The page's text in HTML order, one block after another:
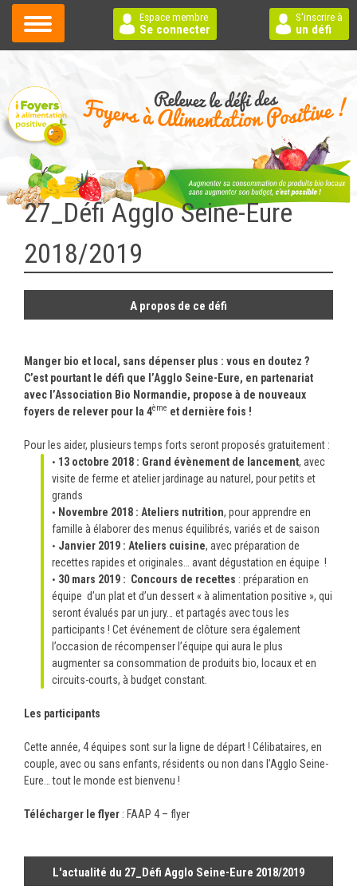
Espace membre
Se connecter
S'inscrire à
un défi
27_Défi Agglo Seine-Eure
2018/2019
A propos de ce défi
Manger bio et local, sans dépenser plus : vous en doutez ?
C’est pourtant le défi que l’Agglo Seine-Eure, en partenariat
avec l’Association Bio Normandie, propose à de nouveaux
foyers de relever pour la 4ème et dernière fois !
Pour les aider, plusieurs temps forts seront proposés gratuitement :
13 octobre 2018 : Grand évènement de lancement, avec
visite de ferme et atelier jardinage au naturel, pour petits et
grands
Novembre 2018 : Ateliers nutrition, pour apprendre en
famille à élaborer des menus équilibrés, variés et de saison
Janvier 2019 : Ateliers cuisine, avec préparation de
recettes rapides et originales… avant dégustation en équipe !
30 mars 2019 : Concours de recettes : préparation en
équipe d’un plat et d’un dessert « à alimentation positive », qui
seront évalués par un jury… et partagés avec tous les
participants ! Cet événement de clôture sera également
l’occasion de récompenser l’équipe qui aura le plus
augmenter sa consommation de produits bio, locaux et en
circuits-courts, à budget constant.
Les participants
Cette année, 4 équipes sont sur la ligne de départ ! Célibataires, en
couple, avec ou sans enfants, résidents ou non dans l’Agglo Seine-
Eure… tout le monde est bienvenu !
Télécharger le flyer : FAAP 4 – flyer
L'actualité du 27_Défi Agglo Seine-Eure 2018/2019